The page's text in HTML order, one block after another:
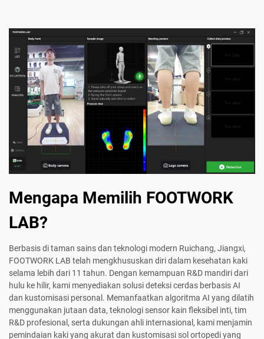
Mengapa Memilih FOOTWORK
LAB?
Berbasis di taman sains dan teknologi modern Ruichang, Jiangxi,
FOOTWORK LAB telah mengkhususkan diri dalam kesehatan kaki
selama lebih dari 11 tahun. Dengan kemampuan R&D mandiri dari
hulu ke hilir, kami menyediakan solusi deteksi cerdas berbasis AI
dan kustomisasi personal. Memanfaatkan algoritma AI yang dilatih
menggunakan jutaan data, teknologi sensor kain fleksibel inti, tim
R&D profesional, serta dukungan ahli internasional, kami menjamin
pemindaian kaki yang akurat dan kustomisasi sol ortopedi yang